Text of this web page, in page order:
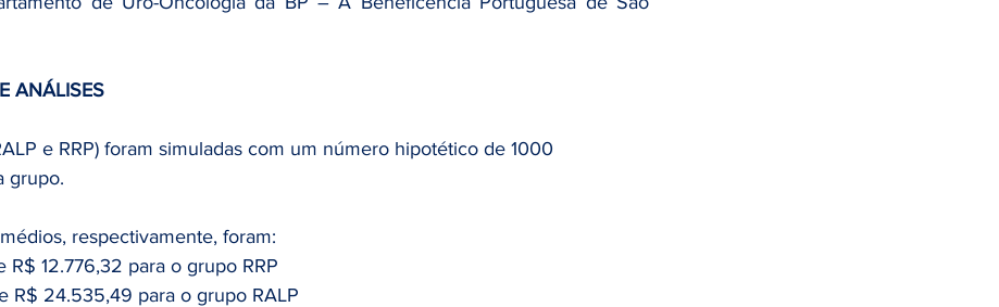
ANÁLISES
e RRP) foram simuladas com um número hipotético de 1000
grupo.
respectivamente, foram:
R$ 12.776,32 para o grupo RRP
R$ 24.535,49 para o grupo RALP